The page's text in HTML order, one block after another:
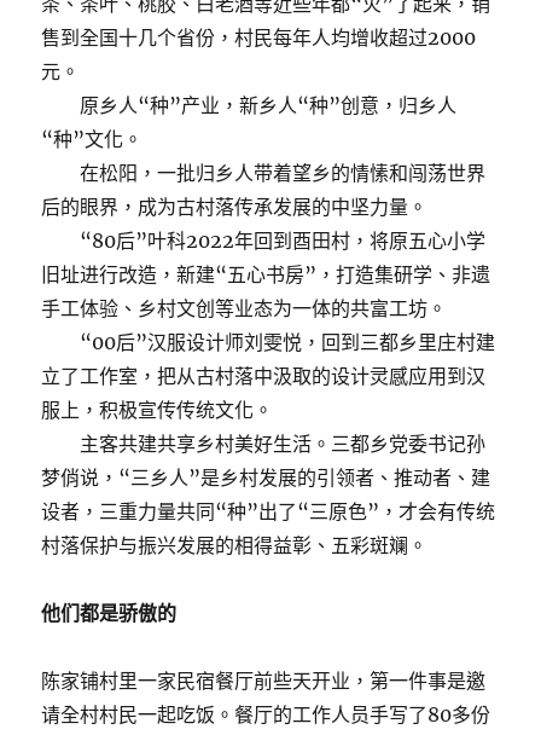
售到全国十几个省份，村民每年人均增收超过2000
元。
原乡人“种”产业，新乡人“种”创意，归乡人
“种”文化。
在松阳，一批归乡人带着望乡的情愫和闯荡世界
后的眼界，成为古村落传承发展的中坚力量。
“80后”叶科2022年回到酉田村，将原五心小学
旧址进行改造，新建“五心书房”，打造集研学、非遗
手工体验、乡村文创等业态为一体的共富工坊。
“00后”汉服设计师刘雯悦，回到三都乡里庄村建
立了工作室，把从古村落中汲取的设计灵感应用到汉
服上，积极宣传传统文化。
主客共建共享乡村美好生活。三都乡党委书记孙
梦俏说，“三乡人”是乡村发展的引领者、推动者、建
设者，三重力量共同“种”出了“三原色”，才会有传统
村落保护与振兴发展的相得益彰、五彩斑斓。
他们都是骄傲的
陈家铺村里一家民宿餐厅前些天开业，第一件事是邀
请全村村民一起吃饭。餐厅的工作人员手写了80多份